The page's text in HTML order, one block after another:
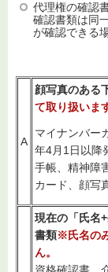
代理権の確認
確認書類は同
が確認できる
A
顔写真のある
て取り扱いま
マイナンバー
年4月1日以降
手帳、精神障
カード、顔写
現在の「氏名
書類※氏名の
ん。
資格確認書、